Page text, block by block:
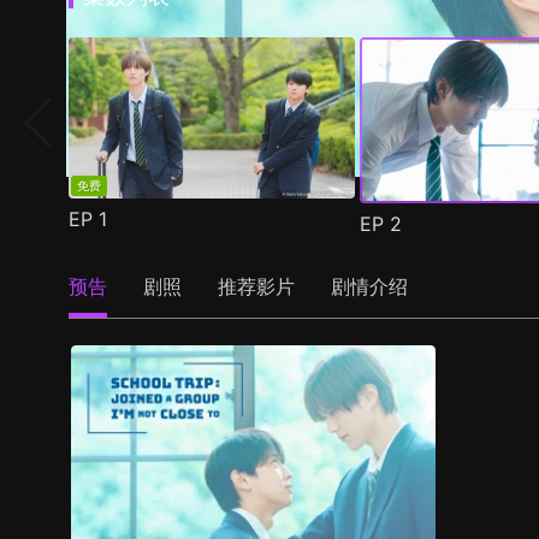
免费
EP 1 EP 2
预告 剧照 推荐影片 剧情介绍